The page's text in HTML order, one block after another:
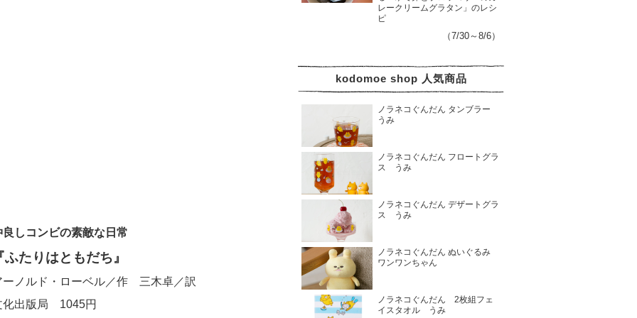
良しコンビの素敵な日常
ふたりはともだち』
ーノルド・ローベル／作 三木卓／訳
化出版局 1045円
レークリームグラタン」のレシ
ピ
（7/30～8/6）
kodomoe shop 人気商品
ノラネコぐんだん タンブラー
うみ
ノラネコぐんだん フロートグラ
ス うみ
ノラネコぐんだん デザートグラ
ス うみ
ノラネコぐんだん ぬいぐるみ
ワンワンちゃん
ノラネコぐんだん 2枚組フェ
イスタオル うみ